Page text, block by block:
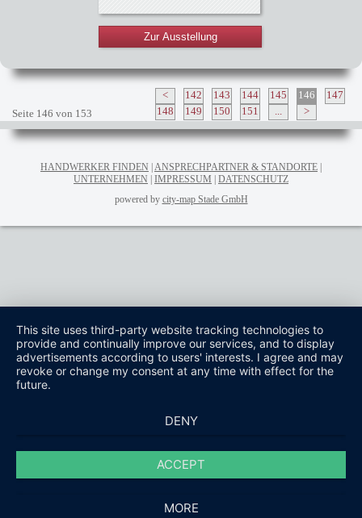
Zur Ausstellung
Seite 146 von 153
< 142 143 144 145 146
147
148
149 150 151 ... >
HANDWERKER FINDEN ANSPRECHPARTNER & STANDORTE
UNTERNEHMEN
IMPRESSUM
DATENSCHUTZ
powered by city-map Stade GmbH
This site uses third-party website tracking technologies to
provide and continually improve our services, and to display
advertisements according to users' interests. I agree and may
revoke or change my consent at any time with effect for the
future.
DENY
ACCEPT
MORE